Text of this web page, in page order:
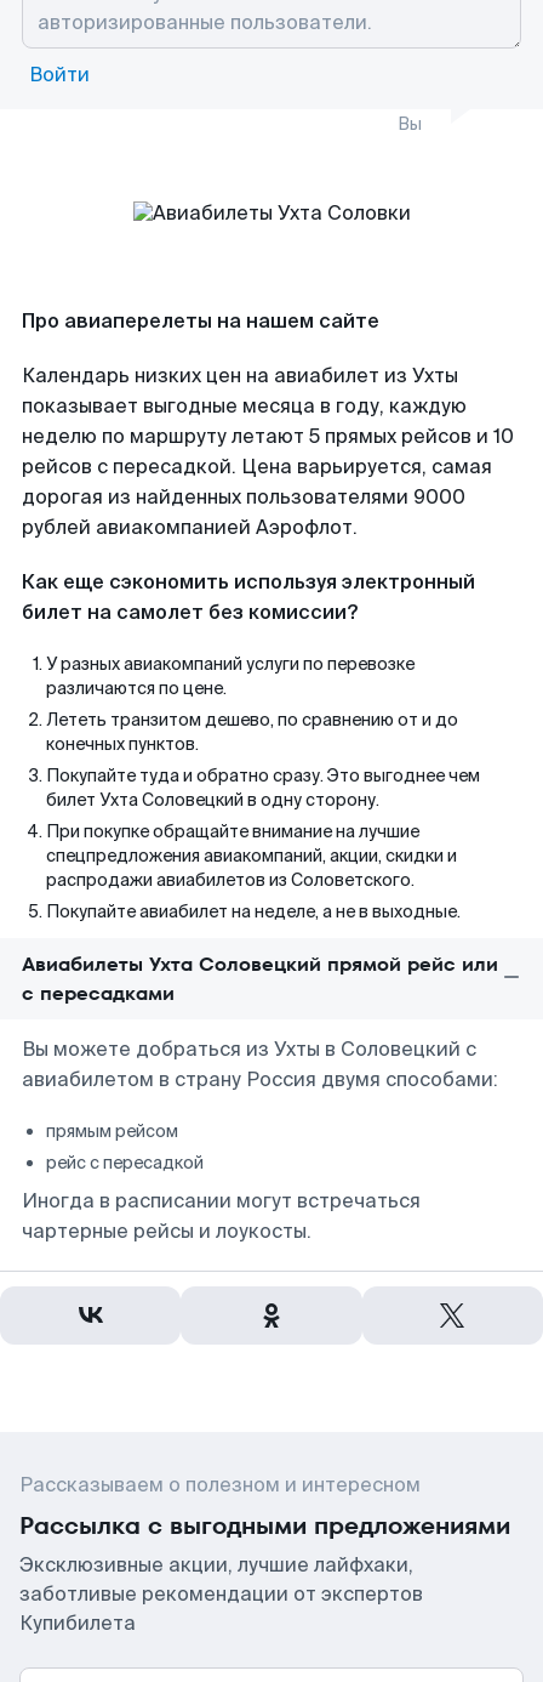
Войти
Вы
Про авиаперелеты на нашем сайте
Календарь низких цен на авиабилет из Ухты
показывает выгодные месяца в году, каждую
неделю по маршруту летают 5 прямых рейсов и 10
рейсов с пересадкой. Цена варьируется, самая
дорогая из найденных пользователями 9000
рублей авиакомпанией Аэрофлот.
Как еще сэкономить используя электронный
билет на самолет без комиссии?
У разных авиакомпаний услуги по перевозке
различаются по цене.
Лететь транзитом дешево, по сравнению от и до
конечных пунктов.
Покупайте туда и обратно сразу. Это выгоднее чем
билет Ухта Соловецкий в одну сторону.
При покупке обращайте внимание на лучшие
спецпредложения авиакомпаний, акции, скидки и
распродажи авиабилетов из Соловетского.
Покупайте авиабилет на неделе, а не в выходные.
Авиабилеты Ухта Соловецкий прямой рейс или
с пересадками
Вы можете добраться из Ухты в Соловецкий с
авиабилетом в страну Россия двумя способами:
прямым рейсом
рейс с пересадкой
Иногда в расписании могут встречаться
чартерные рейсы и лоукосты.
Рассказываем о полезном и интересном
Рассылка с выгодными предложениями
Эксклюзивные акции, лучшие лайфхаки,
заботливые рекомендации от экспертов
Купибилета